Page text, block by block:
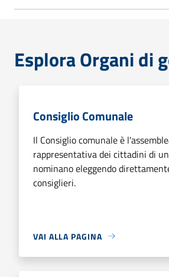
Esplora Organi di
Consiglio Comunale
Il Consiglio comunale è
rappresentativa dei cittadini di
nominano eleggendo
consiglieri.
VAI ALLA PAGINA